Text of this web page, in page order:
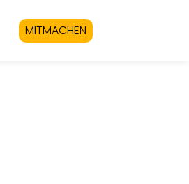
MITMACHEN